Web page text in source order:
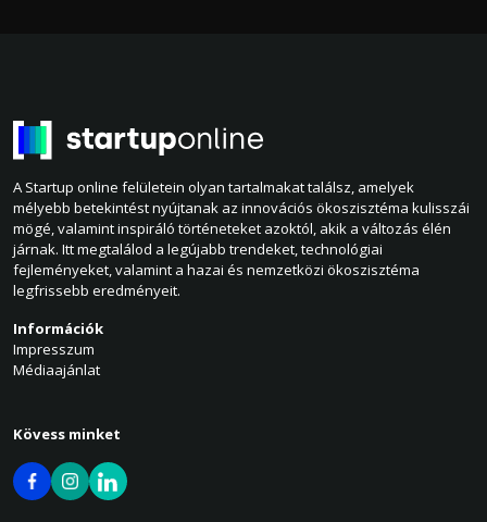
A Startup online felületein olyan tartalmakat találsz, amelyek
mélyebb betekintést nyújtanak az innovációs ökoszisztéma kulisszái
mögé, valamint inspiráló történeteket azoktól, akik a változás élén
járnak. Itt megtalálod a legújabb trendeket, technológiai
fejleményeket, valamint a hazai és nemzetközi ökoszisztéma
legfrissebb eredményeit.
Információk
Impresszum
Médiaajánlat
Kövess minket